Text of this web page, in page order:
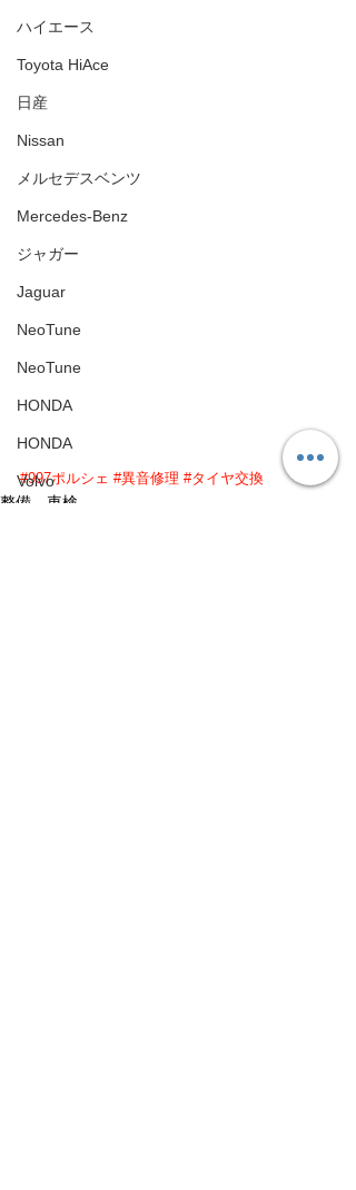
ハイエース
Toyota HiAce
日産
Nissan
メルセデスベンツ
Mercedes-Benz
ジャガー
Jaguar
NeoTune
NeoTune
HONDA
HONDA
Volvo
#997ポルシェ #異音修理 #タイヤ交換
整備、車検